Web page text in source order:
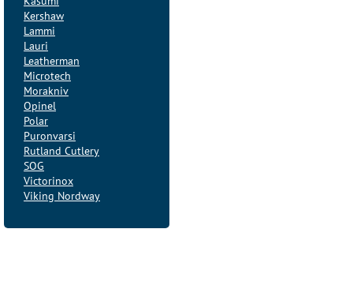
Kershaw
Lammi
Lauri
Leatherman
Microtech
Morakniv
Opinel
Polar
Puronvarsi
Rutland Cutlery
SOG
Victorinox
Viking Nordway